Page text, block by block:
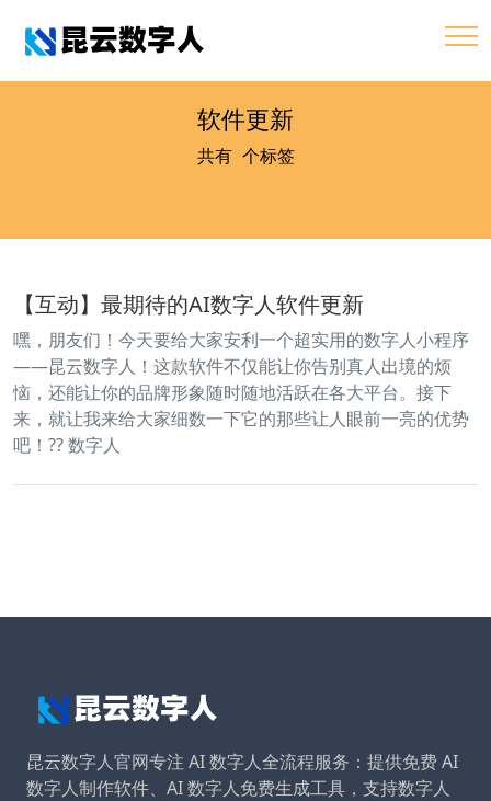
软件更新
共有1 个标签
【互动】最期待的AI数字人软件更新
嘿，朋友们！今天要给大家安利一个超实用的数字人小程序
——昆云数字人！这款软件不仅能让你告别真人出境的烦
恼，还能让你的品牌形象随时随地活跃在各大平台。接下
来，就让我来给大家细数一下它的那些让人眼前一亮的优势
吧！?? 数字人
昆云数字人官网专注 AI 数字人全流程服务：提供免费 AI
数字人制作软件、AI 数字人免费生成工具，支持数字人